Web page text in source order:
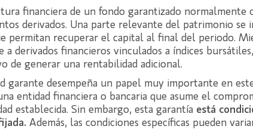
financiera de un fondo garantizado normalmente
derivados. Una parte relevante del patrimonio se
permitan recuperar el capital al final del periodo.
a derivados financieros vinculados a índices
de generar una rentabilidad adicional.
garante desempeña un papel muy importante en
entidad financiera o bancaria que asume el
establecida. Sin embargo, esta garantía está
Además, las condiciones específicas pueden